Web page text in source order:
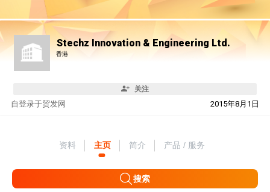
Stechz Innovation & Engineering Ltd.
香港
关注
自 2015年8月1日
登录于贸发网
资料 主页 简介 产品 / 服务
搜索